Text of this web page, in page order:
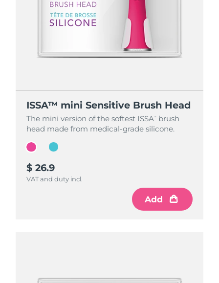
ISSA™ mini Sensitive Brush Head
The mini version of the softest ISSA ™
brush
head made from medical-grade silicone.
$ 26.9
VAT and duty incl.
Add
ISSA™ mini Sensitive Brush Head
The mini version of the softest ISSA ™
brush
head made from medical-grade silicone.
$ 26.9
VAT and duty incl.
Add